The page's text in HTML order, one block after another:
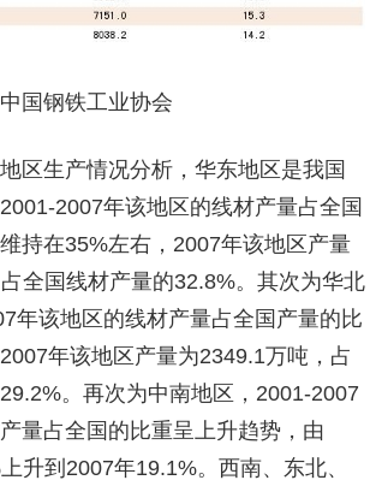
钢铁工业协会
生产情况分析，华东地区是我国
2007年该地区的线材产量占全国
持在35%左右，2007年该地区产量
全国线材产量的32.8%。其次为华北
年该地区的线材产量占全国产量的比
年该地区产量为2349.1万吨，占
。再次为中南地区，2001-2007
量占全国的比重呈上升趋势，由
升到2007年19.1%。西南、东北、